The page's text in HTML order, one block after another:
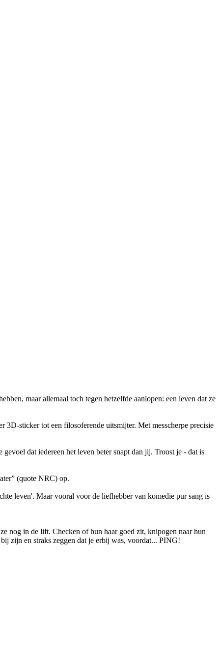
maar allemaal toch tegen hetzelfde aanlopen: een leven dat ze
3D-sticker tot een filosoferende uitsmijter. Met messcherpe precisie
dat iedereen het leven beter snapt dan jij. Troost je - dat is
(quote NRC) op.
leven'. Maar vooral voor de liefhebber van komedie pur sang is
nog in de lift. Checken of hun haar goed zit, knipogen naar hun
zijn en straks zeggen dat je erbij was, voordat... PING!